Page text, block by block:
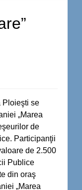
Ploieşti se
„Marea
de
Participanţii
de 2.500
Publice
din oraş
„Marea